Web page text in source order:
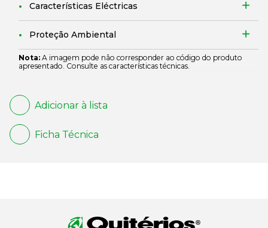
Características Eléctricas
Proteção Ambiental
Nota: A imagem pode não corresponder ao código do produto
apresentado. Consulte as características técnicas.
Adicionar à lista
Ficha Técnica